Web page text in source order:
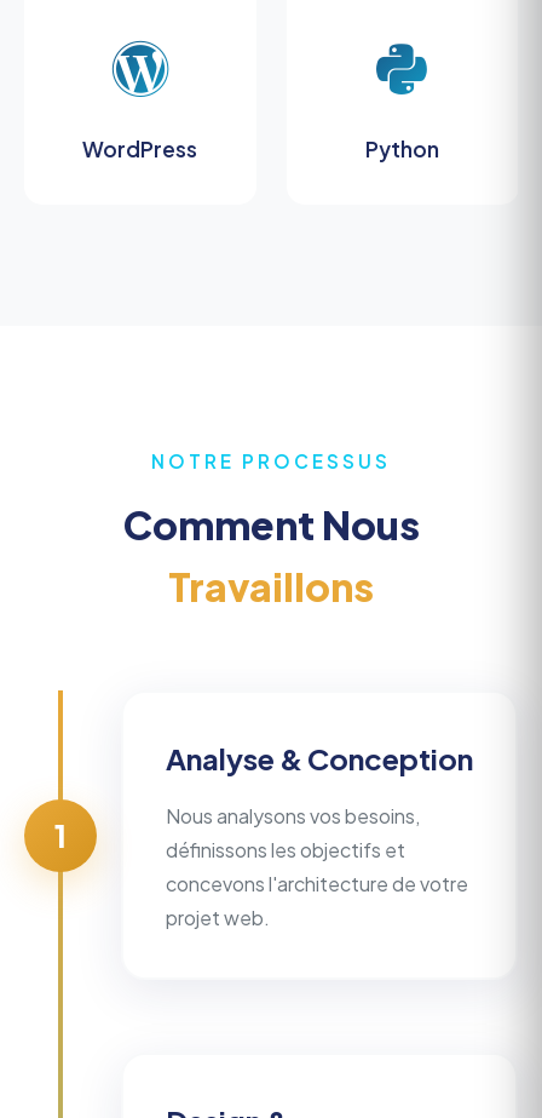
WordPress Python
NOTRE PROCESSUS
Comment Nous
Travaillons
1
Analyse & Conception
Nous analysons vos besoins,
définissons les objectifs et
concevons l'architecture de votre
projet web.